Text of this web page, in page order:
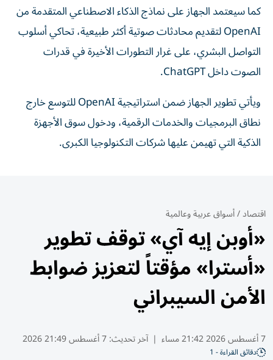
كما سيعتمد الجهاز على نماذج الذكاء الاصطناعي المتقدمة من
OpenAI لتقديم محادثات صوتية أكثر طبيعية، تحاكي أسلوب
التواصل البشري، على غرار التطورات الأخيرة في قدرات
الصوت داخل ChatGPT.
ويأتي تطوير الجهاز ضمن استراتيجية OpenAI للتوسع خارج
نطاق البرمجيات والخدمات الرقمية، ودخول سوق الأجهزة
الذكية التي تهيمن عليها شركات التكنولوجيا الكبرى.
اقتصاد/أسواق عربية وعالمية
«أوبن إيه آي» توقف تطوير
«أسترا» مؤقتاً لتعزيز ضوابط
الأمن السيبراني
7 أغسطس 2026 21:42 مساء | آخر تحديث:7 أغسطس 21:49 2026
دقائق القراءة - 1